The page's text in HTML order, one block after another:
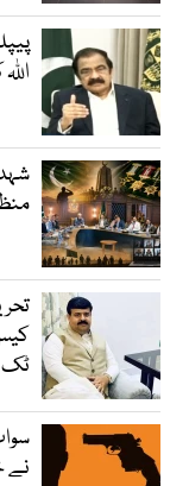
منظوری، 78
ٹک
نے